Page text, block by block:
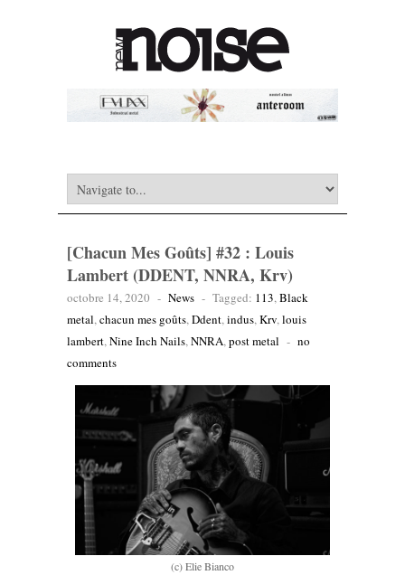
[Chacun Mes Goûts] #32 : Louis
Lambert (DDENT, NNRA, Krv)
octobre 14, 2020 - News - Tagged: 113,Black
metal,chacun mes goûts,Ddent,indus,Krv,louis
lambert,Nine Inch Nails,NNRA,post metal - no
comments
(c) Elie Bianco